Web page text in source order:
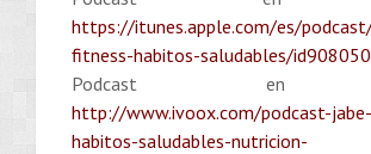
https://itunes.apple.com/es/
fitness-habitos-saludables/
Podcast en
http://www.ivoox.com/podcast-
habitos-saludables-nutricion-